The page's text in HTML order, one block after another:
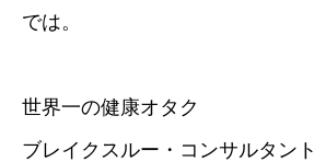
では。
世界一の健康オタク
ブレイクスルー・コンサルタント